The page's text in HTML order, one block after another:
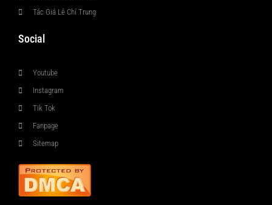
Tác Giả Lê Chí Trung
Social
Youtube
Instagram
Tik Tok
Fanpage
Sitemap